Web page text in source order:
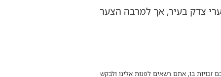
צדק בעיר, אך למרבה הצער
זכויות בו, אתם רשאים לפנות אלינו ולבקש